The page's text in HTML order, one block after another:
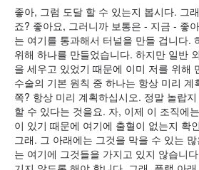
좋아, 그럼 도달 할 수 있는지 봅시다. 그
죠? 좋아요, 그러니까 보통은 - 지금 - 좋
는 여기를 통과해서 터널을 만들 겁니다.
위해 하나를 만들었습니다. 하지만 일반
을 세우고 있었기 때문에 이미 저를 위해
수술의 기본 원칙 중 하나는 항상 미리 계
쪽? 항상 미리 계획하십시오. 정말 놀랍
할 수 있다는 것을요. 자, 이제 이 조직에
이 있기 때문에 여기에 출혈이 없는지 확
그래. 그 아래에는 그것을 막을 수 있는
는 여기에 그것들을 가지고 있지 않습니